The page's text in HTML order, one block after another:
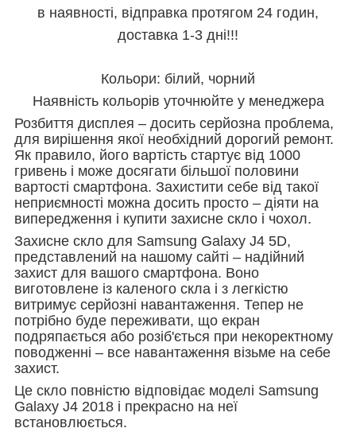
в наявності, відправка протягом 24 годин,
доставка 1-3 дні!!!
Кольори: білий, чорний
Наявність кольорів уточнюйте у менеджера
Розбиття дисплея – досить серйозна проблема,
для вирішення якої необхідний дорогий ремонт.
Як правило, його вартість стартує від 1000
гривень і може досягати більшої половини
вартості смартфона. Захистити себе від такої
неприємності можна досить просто – діяти на
випередження і купити захисне скло і чохол.
Захисне скло для Samsung Galaxy J4 5D,
представлений на нашому сайті – надійний
захист для вашого смартфона. Воно
виготовлене із каленого скла і з легкістю
витримує серйозні навантаження. Тепер не
потрібно буде переживати, що екран
подряпається або розіб'ється при некоректному
поводженні – все навантаження візьме на себе
захист.
Це скло повністю відповідає моделі Samsung
Galaxy J4 2018 і прекрасно на неї
встановлюється.